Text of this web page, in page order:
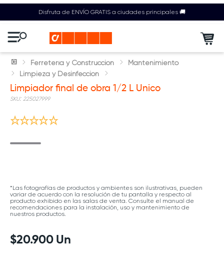
Disfruta de ENVÍO GRATIS a ciudades principales 🚚
Ferretería y Construcción
Mantenimiento
Limpieza y Desinfección
Limpiador final de obra 1/2 L Unico
: 225027999
*Las fotografías de productos y ambientes son ilustrativas, pueden
variar de acuerdo con la resolución de tu pantalla y respecto al
producto exhibido en las salas de venta. Consulte el manual de
recomendaciones para la instalación, uso y mantenimiento de
nuestros productos.
$20.900 Un